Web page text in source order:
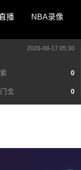
播 NBA录像
2026-08-17 05:30
0
戈 0